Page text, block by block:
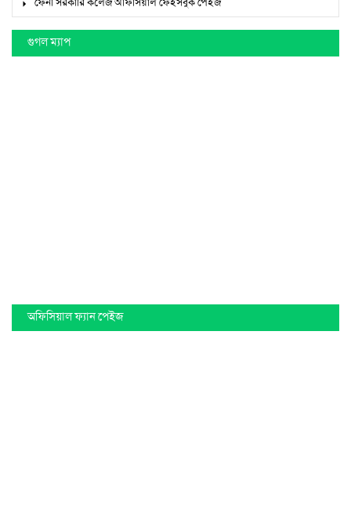
ফেনী সরকারি কলেজ অফিসিয়াল ফেইসবুক পেইজ
গুগল ম্যাপ
অফিসিয়াল ফ্যান পেইজ